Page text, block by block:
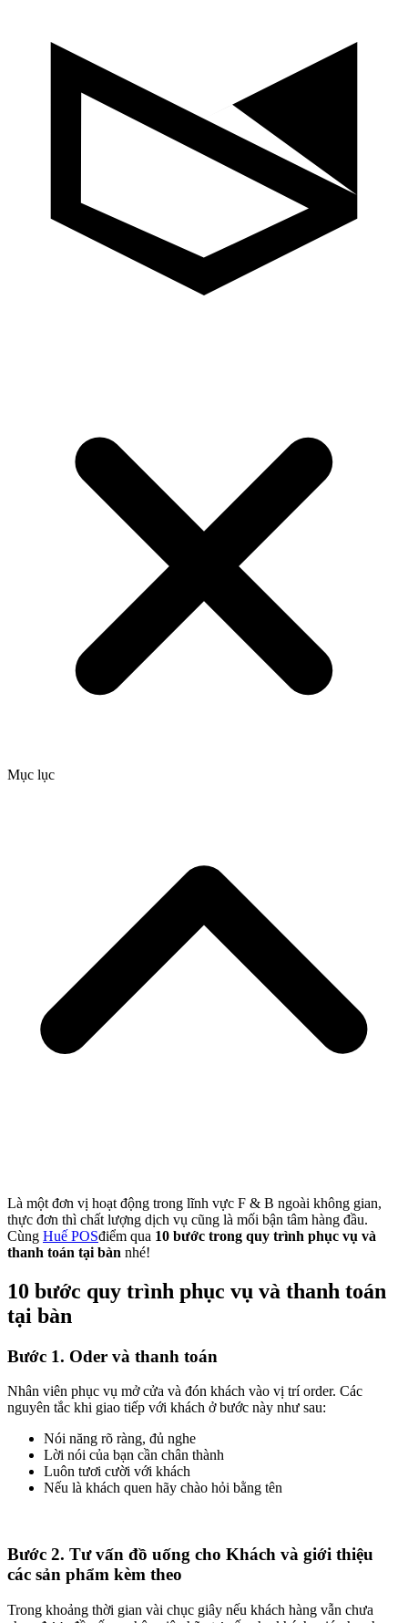
Mục lục
Là một đơn vị hoạt động trong lĩnh vực F & B ngoài không gian,
thực đơn thì chất lượng dịch vụ cũng là mối bận tâm hàng đầu.
Cùng Huế POSđiểm qua 10 bước trong quy trình phục vụ và
thanh toán tại bàn nhé!
10 bước quy trình phục vụ và thanh toán
tại bàn
Bước 1. Oder và thanh toán
Nhân viên phục vụ mở cửa và đón khách vào vị trí order. Các
nguyên tắc khi giao tiếp với khách ở bước này như sau:
Nói năng rõ ràng, đủ nghe
Lời nói của bạn cần chân thành
Luôn tươi cười với khách
Nếu là khách quen hãy chào hỏi bằng tên
Bước 2. Tư vấn đồ uống cho Khách và giới thiệu
các sản phẩm kèm theo
Trong khoảng thời gian vài chục giây nếu khách hàng vẫn chưa